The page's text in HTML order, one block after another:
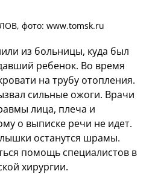
фото: www.tomsk.ru
из больницы, куда был
ребенок. Во время
на трубу отопления.
сильные ожоги. Врачи
лица, плеча и
о выписке речи не идет.
останутся шрамы.
помощь специалистов в
хирургии.